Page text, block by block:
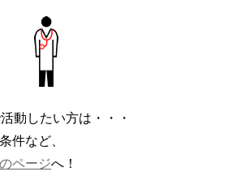
動したい方は・・・
件など、
ページへ！